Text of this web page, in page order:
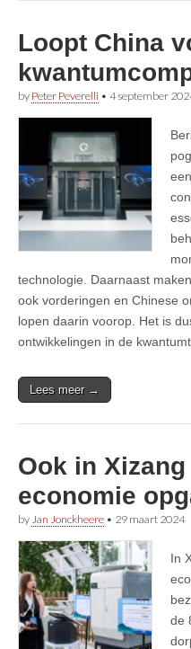
Loopt China
by Peter Peverelli • 4 september
technologie. Daarnaast
ook vorderingen en Chinese
lopen daarin voorop. Het is
ontwikkelingen in de
Lees meer →
Ook in
economie
by Jan Jonckheere • 29 maart 2024
In
de